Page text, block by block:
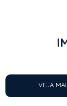
VEJA